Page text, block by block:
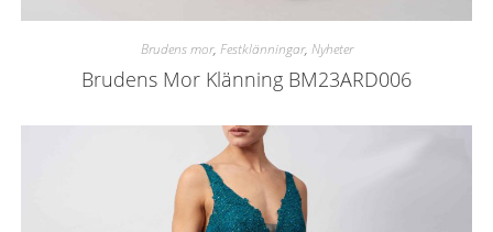
Brudens mor, Festklänningar, Nyheter
Brudens Mor Klänning BM23ARD006